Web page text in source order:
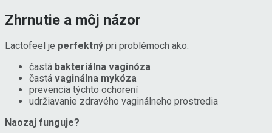
Zhrnutie a môj názor
Lactofeel je perfektný pri problémoch ako:
častá bakteriálna vaginóza
častá vaginálna mykóza
prevencia týchto ochorení
udržiavanie zdravého vaginálneho prostredia
Naozaj funguje?